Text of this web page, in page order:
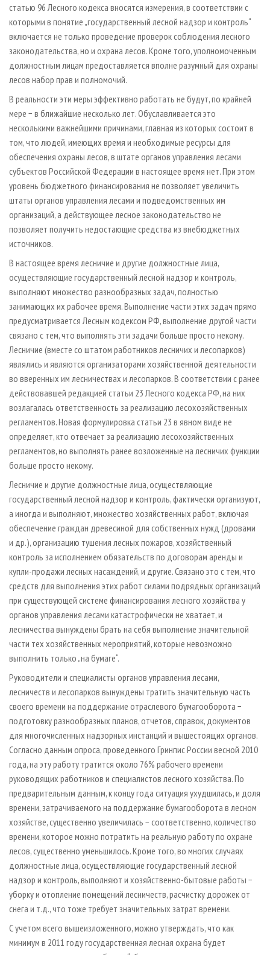
статью 96 Лесного кодекса вносятся измерения, в соответствии с
которыми в понятие „государственный лесной надзор и контроль“
включается не только проведение проверок соблюдения лесного
законодательства, но и охрана лесов. Кроме того, уполномоченным
должностным лицам предоставляется вполне разумный для охраны
лесов набор прав и полномочий.
В реальности эти меры эффективно работать не будут, по крайней
мере − в ближайшие несколько лет. Обуславливается это
несколькими важнейшими причинами, главная из которых состоит в
том, что людей, имеющих время и необходимые ресурсы для
обеспечения охраны лесов, в штате органов управления лесами
субъектов Российской Федерации в настоящее время нет. При этом
уровень бюджетного финансирования не позволяет увеличить
штаты органов управления лесами и подведомственных им
организаций, а действующее лесное законодательство не
позволяет получить недостающие средства из внебюджетных
источников.
В настоящее время лесничие и другие должностные лица,
осуществляющие государственный лесной надзор и контроль,
выполняют множество разнообразных задач, полностью
занимающих их рабочее время. Выполнение части этих задач прямо
предусматривается Лесным кодексом РФ, выполнение другой части
связано с тем, что выполнять эти задачи больше просто некому.
Лесничие (вместе со штатом работников лесничих и лесопарков)
являлись и являются организаторами хозяйственной деятельности
во вверенных им лесничествах и лесопарков. В соответствии с ранее
действовавшей редакцией статьи 23 Лесного кодекса РФ, на них
возлагалась ответственность за реализацию лесохозяйственных
регламентов. Новая формулировка статьи 23 в явном виде не
определяет, кто отвечает за реализацию лесохозяйственных
регламентов, но выполнять ранее возложенные на лесничих функции
больше просто некому.
Лесничие и другие должностные лица, осуществляющие
государственный лесной надзор и контроль, фактически организуют,
а иногда и выполняют, множество хозяйственных работ, включая
обеспечение граждан древесиной для собственных нужд (дровами
и др.), организацию тушения лесных пожаров, хозяйственный
контроль за исполнением обязательств по договорам аренды и
купли-продажи лесных насаждений, и другие. Связано это с тем, что
средств для выполнения этих работ силами подрядных организаций
при существующей системе финансирования лесного хозяйства у
органов управления лесами катастрофически не хватает, и
лесничества вынуждены брать на себя выполнение значительной
части тех хозяйственных мероприятий, которые невозможно
выполнить только „на бумаге“.
Руководители и специалисты органов управления лесами,
лесничеств и лесопарков вынуждены тратить значительную часть
своего времени на поддержание отраслевого бумагооборота −
подготовку разнообразных планов, отчетов, справок, документов
для многочисленных надзорных инстанций и вышестоящих органов.
Согласно данным опроса, проведенного Гринпис России весной 2010
года, на эту работу тратится около 76% рабочего времени
руководящих работников и специалистов лесного хозяйства. По
предварительным данным, к концу года ситуация ухудшилась, и доля
времени, затрачиваемого на поддержание бумагооборота в лесном
хозяйстве, существенно увеличилась − соответственно, количество
времени, которое можно потратить на реальную работу по охране
лесов, существенно уменьшилось. Кроме того, во многих случаях
должностные лица, осуществляющие государственный лесной
надзор и контроль, выполняют и хозяйственно-бытовые работы −
уборку и отопление помещений лесничеств, расчистку дорожек от
снега и т.д., что тоже требует значительных затрат времени.
С учетом всего вышеизложенного, можно утверждать, что как
минимум в 2011 году государственная лесная охрана будет